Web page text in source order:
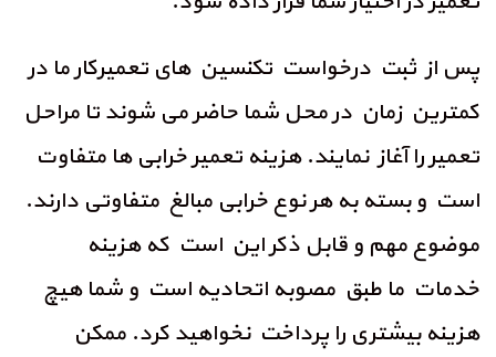
پس از ثبت درخواست تکنسین های تعمیرکار ما در
کمترین زمان در محل شما حاضر می شوند تا مراحل
تعمیر را آغاز نمایند. هزینه تعمیر خرابی ها متفاوت
است و بسته به هر نوع خرابی مبالغ متفاوتی دارند.
موضوع مهم و قابل ذکر این است که هزینه
خدمات ما طبق مصوبه اتحادیه است و شما هیچ
هزینه بیشتری را پرداخت نخواهید کرد. ممکن